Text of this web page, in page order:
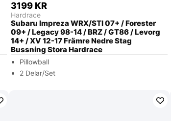
3199 KR
Hardrace
Subaru Impreza WRX/STI 07+ / Forester
09+ / Legacy 98-14 / BRZ / GT86 / Levorg
14+ / XV 12-17 Främre Nedre Stag
Bussning Stora Hardrace
Pillowball
2 Delar/Set